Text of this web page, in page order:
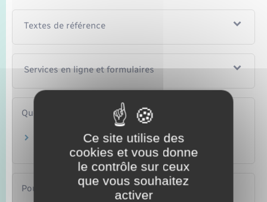
Textes de référence
Services en ligne et formulaires
Questions ? Réponses !
Comment faire sa demande de retraite
lorsqu'on est salarié ?
Pour en savoir plus
Ce site utilise des
cookies et vous donne
le contrôle sur ceux
que vous souhaitez
activer